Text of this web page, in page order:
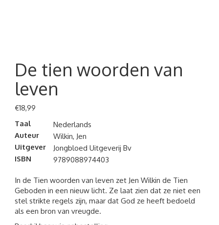
De tien woorden van
leven
€18,99
Taal
Nederlands
Auteur
Wilkin, Jen
Uitgever
Jongbloed Uitgeverij Bv
ISBN
9789088974403
In de Tien woorden van leven zet Jen Wilkin de Tien
Geboden in een nieuw licht. Ze laat zien dat ze niet een
stel strikte regels zijn, maar dat God ze heeft bedoeld
als een bron van vreugde.